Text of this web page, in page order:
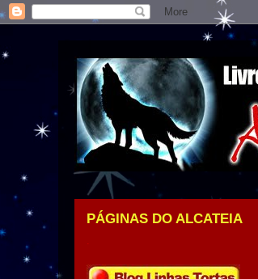
PÁGINAS DO ALCATEIA